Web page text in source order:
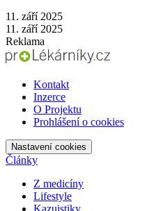
11. září 2025
11. září 2025
Reklama
Kontakt
Inzerce
O Projektu
Prohlášení o cookies
Nastavení cookies
Články
Z medicíny
Lifestyle
Kazuistiky